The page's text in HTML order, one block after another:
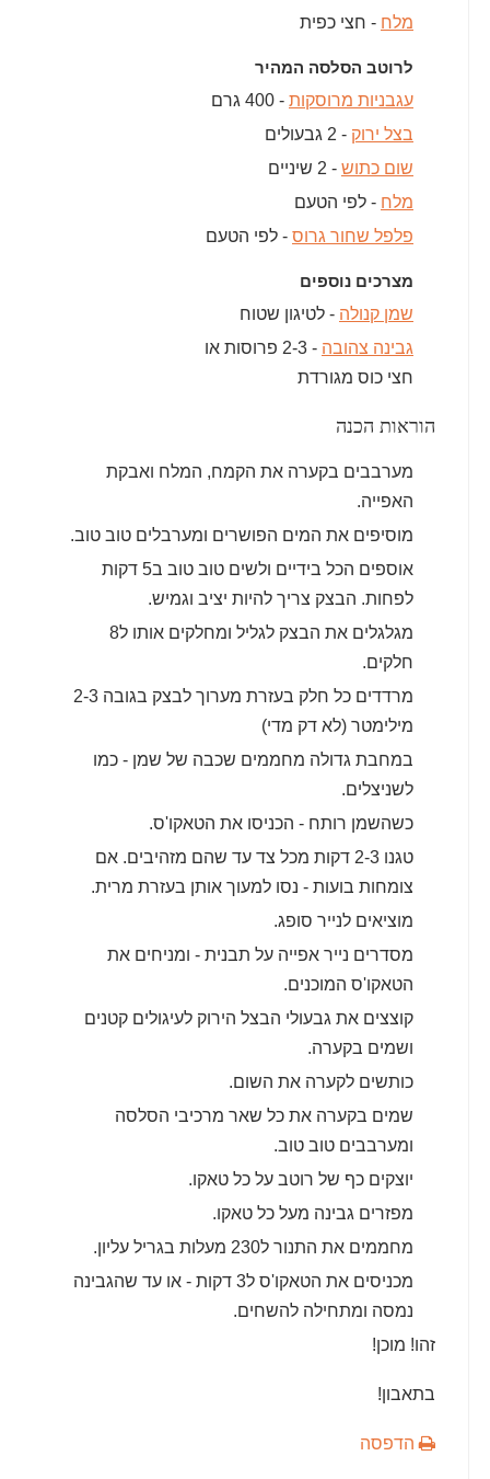
מלח - חצי כפית
לרוטב הסלסה המהיר
עגבניות מרוסקות - 400 גרם
בצל ירוק - 2 גבעולים
שום כתוש - 2 שיניים
מלח - לפי הטעם
פלפל שחור גרוס - לפי הטעם
מצרכים נוספים
שמן קנולה - לטיגון שטוח
גבינה צהובה
- 2-3 פרוסות או
חצי כוס מגורדת
הוראות הכנה
מערבבים בקערה את הקמח, המלח ואבקת
האפייה.
מוסיפים את המים הפושרים ומערבלים טוב טוב.
אוספים הכל בידיים ולשים טוב טוב ב5 דקות
לפחות. הבצק צריך להיות יציב וגמיש.
מגלגלים את הבצק לגליל ומחלקים אותו ל8
חלקים.
מרדדים כל חלק בעזרת מערוך לבצק בגובה 2-3
מילימטר (לא דק מדי)
במחבת גדולה מחממים שכבה של שמן - כמו
לשניצלים.
כשהשמן רותח - הכניסו את הטאקו'ס.
טגנו 2-3 דקות מכל צד עד שהם מזהיבים. אם
צומחות בועות - נסו למעוך אותן בעזרת מרית.
מוציאים לנייר סופג.
מסדרים נייר אפייה על תבנית - ומניחים את
הטאקו'ס המוכנים.
קוצצים את גבעולי הבצל הירוק לעיגולים קטנים
ושמים בקערה.
כותשים לקערה את השום.
שמים בקערה את כל שאר מרכיבי הסלסה
ומערבבים טוב טוב.
יוצקים כף של רוטב על כל טאקו.
מפזרים גבינה מעל כל טאקו.
מחממים את התנור ל230 מעלות בגריל עליון.
מכניסים את הטאקו'ס ל3 דקות - או עד שהגבינה
נמסה ומתחילה להשחים.
זהו! מוכן!
בתאבון!
הדפסה